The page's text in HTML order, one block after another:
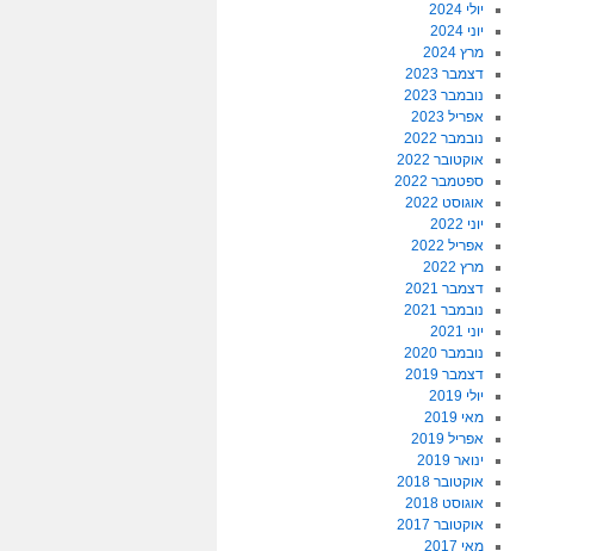
יולי 2024
יוני 2024
מרץ 2024
דצמבר 2023
נובמבר 2023
אפריל 2023
נובמבר 2022
אוקטובר 2022
ספטמבר 2022
אוגוסט 2022
יוני 2022
אפריל 2022
מרץ 2022
דצמבר 2021
נובמבר 2021
יוני 2021
נובמבר 2020
דצמבר 2019
יולי 2019
מאי 2019
אפריל 2019
ינואר 2019
אוקטובר 2018
אוגוסט 2018
אוקטובר 2017
מאי 2017